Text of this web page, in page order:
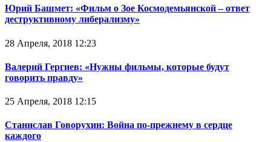
Юрий Башмет: «Фильм о Зое Космодемьянской – ответ
деструктивному либерализму»
28 Апреля, 2018 12:23
Валерий Гергиев: «Нужны фильмы, которые будут
говорить правду»
25 Апреля, 2018 12:15
Станислав Говорухин: Война по-прежнему в сердце
каждого